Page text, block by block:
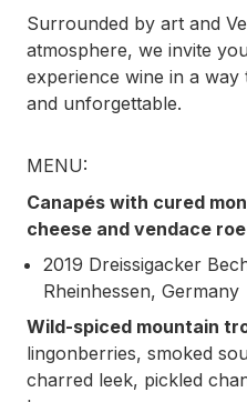
Surrounded by art and
atmosphere, we invite
experience wine in a
and unforgettable.
MENU:
Canapés with cured
cheese and vendace roe
2019 Dreissigacker
Rheinhessen, Germany
Wild-spiced mountain
lingonberries, smoked
charred leek, pickled